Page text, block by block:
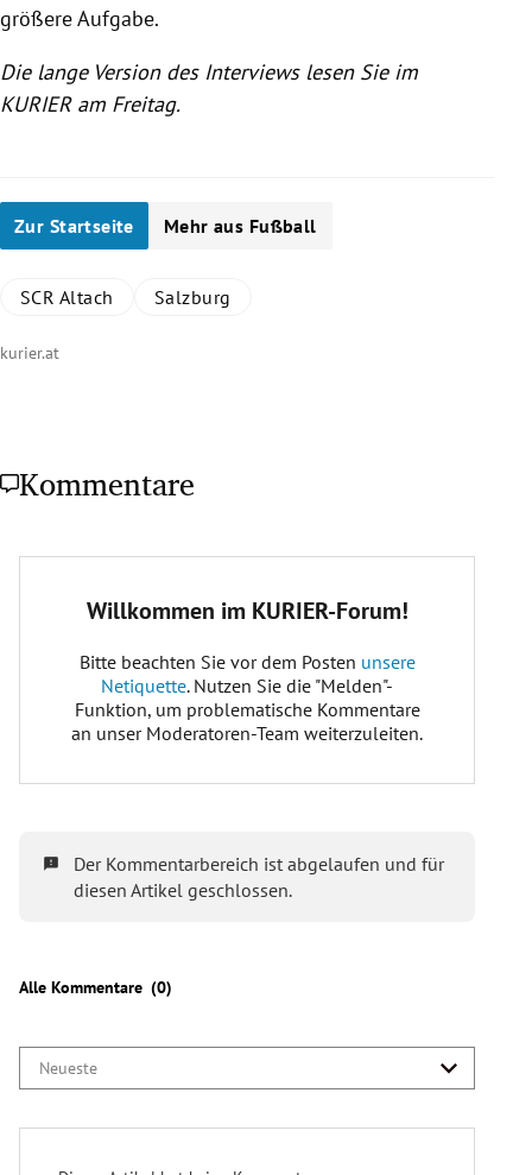
größere Aufgabe.
Die lange Version des Interviews lesen Sie im
KURIER am Freitag.
Zur Startseite Mehr aus Fußball
SCR Altach Salzburg
kurier.at
Kommentare